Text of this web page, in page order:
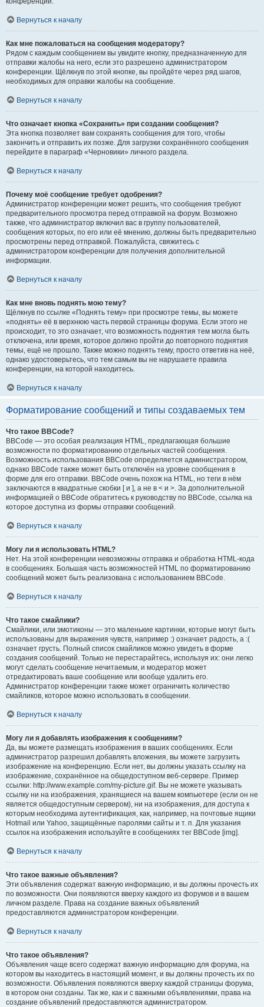
Вернуться к началу
Как мне пожаловаться на сообщения модератору?
Рядом с каждым сообщением вы увидите кнопку, предназначенную для
отправки жалобы на него, если это разрешено администратором
конференции. Щёлкнув по этой кнопке, вы пройдёте через ряд шагов,
необходимых для оправки жалобы на сообщение.
Вернуться к началу
Что означает кнопка «Сохранить» при создании сообщения?
Эта кнопка позволяет вам сохранять сообщения для того, чтобы
закончить и отправить их позже. Для загрузки сохранённого сообщения
перейдите в параграф «Черновики» личного раздела.
Вернуться к началу
Почему моё сообщение требует одобрения?
Администратор конференции может решить, что сообщения требуют
предварительного просмотра перед отправкой на форум. Возможно
также, что администратор включил вас в группу пользователей,
сообщения которых, по его или её мнению, должны быть предварительно
просмотрены перед отправкой. Пожалуйста, свяжитесь с
администратором конференции для получения дополнительной
информации.
Вернуться к началу
Как мне вновь поднять мою тему?
Щёлкнув по ссылке «Поднять тему» при просмотре темы, вы можете
«поднять» её в верхнюю часть первой страницы форума. Если этого не
происходит, то это означает, что возможность поднятия тем могла быть
отключена, или время, которое должно пройти до повторного поднятия
темы, ещё не прошло. Также можно поднять тему, просто ответив на неё,
однако удостоверьтесь, что тем самым вы не нарушаете правила
конференции, на которой находитесь.
Вернуться к началу
Форматирование сообщений и типы создаваемых тем
Что такое BBCode?
BBCode — это особая реализация HTML, предлагающая большие
возможности по форматированию отдельных частей сообщения.
Возможность использования BBCode определяется администратором,
однако BBCode также может быть отключён на уровне сообщения в
форме для его отправки. BBCode очень похож на HTML, но теги в нём
заключаются в квадратные скобки [ и ], а не в < и >. За дополнительной
информацией о BBCode обратитесь к руководству по BBCode, ссылка на
которое доступна из формы отправки сообщений.
Вернуться к началу
Могу ли я использовать HTML?
Нет. На этой конференции невозможны отправка и обработка HTML-кода
в сообщениях. Большая часть возможностей HTML по форматированию
сообщений может быть реализована с использованием BBCode.
Вернуться к началу
Что такое смайлики?
Смайлики, или эмотиконы — это маленькие картинки, которые могут быть
использованы для выражения чувств, например :) означает радость, а :(
означает грусть. Полный список смайликов можно увидеть в форме
создания сообщений. Только не перестарайтесь, используя их: они легко
могут сделать сообщение нечитаемым, и модератор может
отредактировать ваше сообщение или вообще удалить его.
Администратор конференции также может ограничить количество
смайликов, которое можно использовать в сообщении.
Вернуться к началу
Могу ли я добавлять изображения к сообщениям?
Да, вы можете размещать изображения в ваших сообщениях. Если
администратор разрешил добавлять вложения, вы можете загрузить
изображение на конференцию. Если нет, вы должны указать ссылку на
изображение, сохранённое на общедоступном веб-сервере. Пример
ссылки: http://www.example.com/my-picture.gif. Вы не можете указывать
ссылку ни на изображения, хранящиеся на вашем компьютере (если он не
является общедоступным сервером), ни на изображения, для доступа к
которым необходима аутентификация, как, например, на почтовые ящики
Hotmail или Yahoo, защищённые паролями сайты и т. п. Для указания
ссылок на изображения используйте в сообщениях тег BBCode [img].
Вернуться к началу
Что такое важные объявления?
Эти объявления содержат важную информацию, и вы должны прочесть их
по возможности. Они появляются вверху каждого из форумов и в вашем
личном разделе. Права на создание важных объявлений
предоставляются администратором конференции.
Вернуться к началу
Что такое объявления?
Объявления чаще всего содержат важную информацию для форума, на
котором вы находитесь в настоящий момент, и вы должны прочесть их по
возможности. Объявления появляются вверху каждой страницы форума,
в котором они созданы. Так же, как и с важными объявлениями, права на
создание объявлений предоставляются администратором.